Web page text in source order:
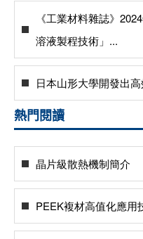
《工業材料雜誌》
溶液製程技術」...
日本山形大學開發出
熱門閱讀
晶片級散熱機制簡介
PEEK複材高值化應用